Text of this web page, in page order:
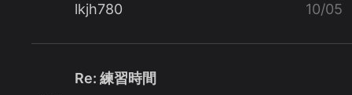
lkjh780 10/05
Re: 練習時間